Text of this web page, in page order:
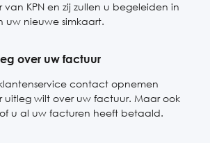
KPN en zij zullen u begeleiden in
nieuwe simkaart.
over uw factuur
contact opnemen
uitleg wilt over uw factuur. Maar ook
u al uw facturen heeft betaald.